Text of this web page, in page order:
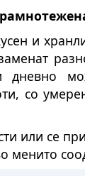
и
дневно
со
или се